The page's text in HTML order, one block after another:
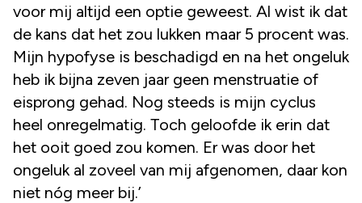
voor mij altijd een optie geweest. Al wist ik dat
de kans dat het zou lukken maar 5 procent was.
Mijn hypofyse is beschadigd en na het ongeluk
heb ik bijna zeven jaar geen menstruatie of
eisprong gehad. Nog steeds is mijn cyclus
heel onregelmatig. Toch geloofde ik erin dat
het ooit goed zou komen. Er was door het
ongeluk al zoveel van mij afgenomen, daar kon
niet nóg meer bij.’